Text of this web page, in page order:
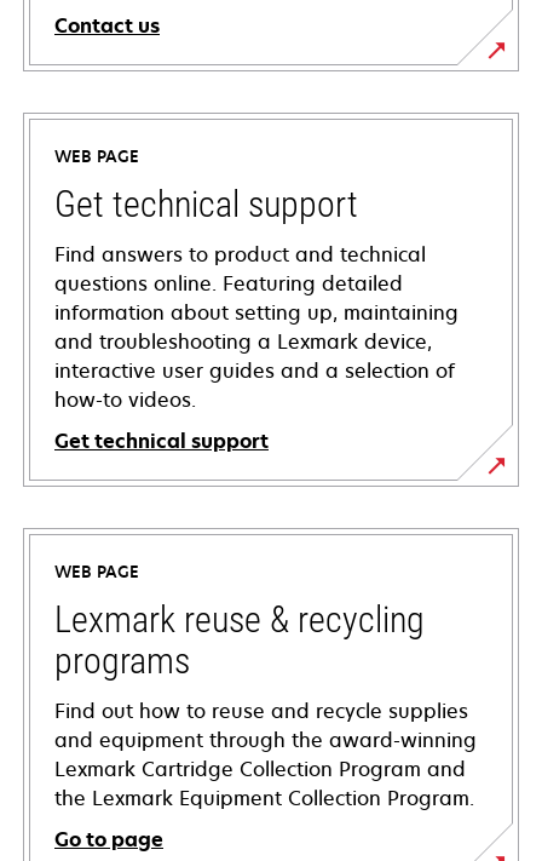
Contact us
WEB PAGE
Get technical support
Find answers to product and technical
questions online. Featuring detailed
information about setting up, maintaining
and troubleshooting a Lexmark device,
interactive user guides and a selection of
how-to videos.
Get technical support
opens
in
new
tab
WEB PAGE
Lexmark reuse & recycling
programs
Find out how to reuse and recycle supplies
and equipment through the award-winning
Lexmark Cartridge Collection Program and
the Lexmark Equipment Collection Program.
Go to page